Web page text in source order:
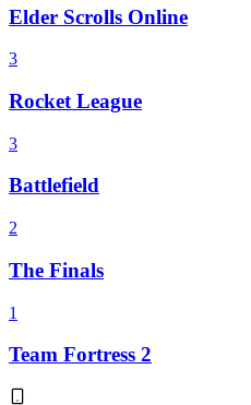
Elder Scrolls Online
3
Rocket League
3
Battlefield
2
The Finals
1
Team Fortress 2